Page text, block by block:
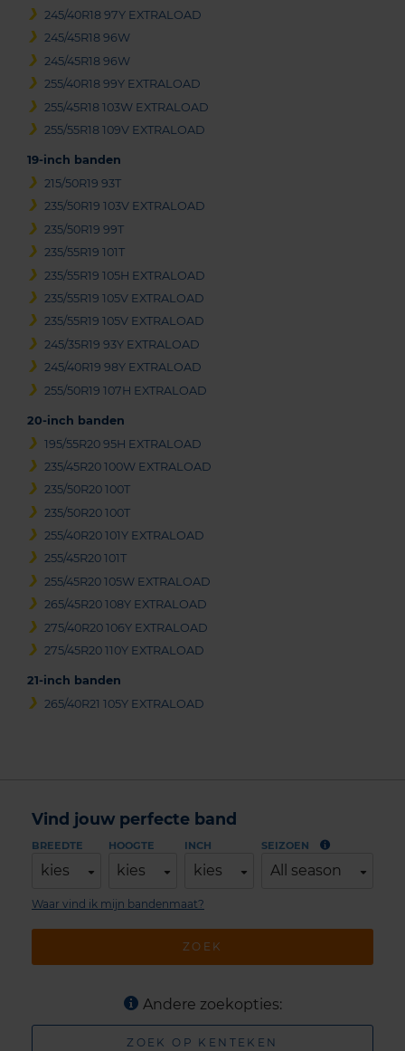
245/40R18 97Y EXTRALOAD
245/45R18 96W
245/45R18 96W
255/40R18 99Y EXTRALOAD
255/45R18 103W EXTRALOAD
255/55R18 109V EXTRALOAD
19-inch banden
215/50R19 93T
235/50R19 103V EXTRALOAD
235/50R19 99T
235/55R19 101T
235/55R19 105H EXTRALOAD
235/55R19 105V EXTRALOAD
235/55R19 105V EXTRALOAD
245/35R19 93Y EXTRALOAD
245/40R19 98Y EXTRALOAD
255/50R19 107H EXTRALOAD
20-inch banden
195/55R20 95H EXTRALOAD
235/45R20 100W EXTRALOAD
235/50R20 100T
235/50R20 100T
255/40R20 101Y EXTRALOAD
255/45R20 101T
255/45R20 105W EXTRALOAD
265/45R20 108Y EXTRALOAD
275/40R20 106Y EXTRALOAD
275/45R20 110Y EXTRALOAD
21-inch banden
265/40R21 105Y EXTRALOAD
Vind jouw perfecte band
BREEDTE
kies
HOOGTE
kies
INCH
kies
SEIZOEN
All season
ZOEK
Waar vind ik mijn bandenmaat?
Andere zoekopties:
ZOEK OP KENTEKEN